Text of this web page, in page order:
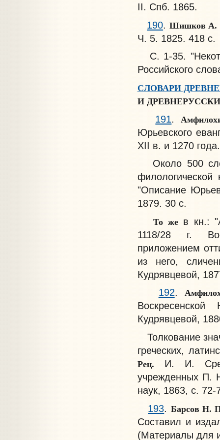
II. Спб. 1865.
190. Шишков А.
Ч. 5. 1825. 418 с.
С. 1-35.
Российского
СЛОВАРИ
И
191
Юрьевского
XII в. и 1270
Около 500
"Описание
1879. 30 с.
То же в кн.:
1118/28 г.
приложением
из него,
Кудрявцевой,
192.
Кудрявцевой,
Толкование
греческих,
Рец. И. И.
учрежденных П.
наук, 1863, с. 72-
193
Барсов Н.
Составил и
(Материалы для